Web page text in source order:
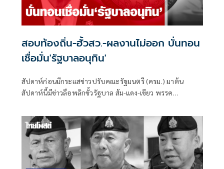
สอบท้องถิ่น-ฮั้วสว.-ผลงานไม่ออก บั่นทอน
เชื่อมั่น'รัฐบาลอนุทิน'
สัปดาห์ก่อนมีกระแสข่าวปรับคณะรัฐมนตรี (ครม.) มาต้น
สัปดาห์นี้มีข่าวลือพลิกขั้วรัฐบาล ส้ม-แดง-เขียว พรรค